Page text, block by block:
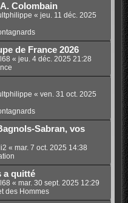
Colombain
« jeu. 11 déc. 2025
de France 2026
« jeu. 4 déc. 2025 21:28
« ven. 31 oct. 2025
Sabran, vos
« mar. 7 oct. 2025 14:38
a quitté
« mar. 30 sept. 2025 12:29
des Hommes